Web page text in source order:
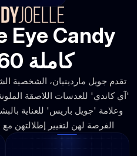
كاملة 360 درجة
تقدم جويل ماردينيان، الشخصية
'آي كاندي' للعدسات اللاصقة
وعلامة 'جويل باريس' للعناية
الفرصة لهن لتغيير إطلالتهن